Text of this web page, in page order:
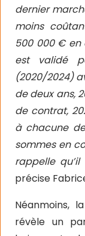
dernier
moins
500 000 € en
est validé
(2020/2024)
de deux ans,
de contrat,
à chacune
sommes en
rappelle
précise
Néanmoins,
révèle un